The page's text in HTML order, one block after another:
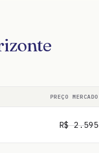
PREÇO MERCADO
R$2.595